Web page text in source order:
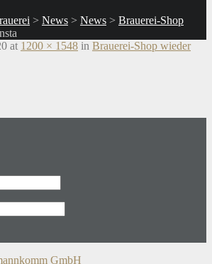
> News > News > Brauerei-Shop
at 1200 × 1548 in Brauerei-Shop wieder
GmbH